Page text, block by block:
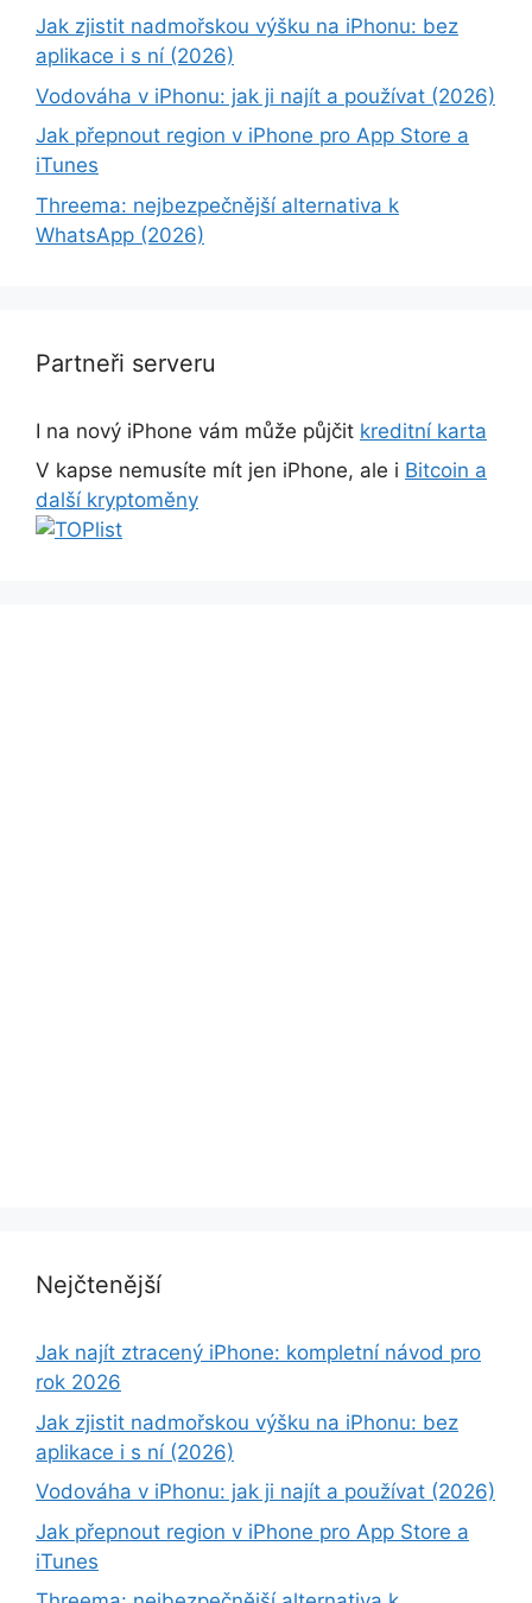
Jak zjistit nadmořskou výšku na iPhonu: bez
aplikace i s ní (2026)
Vodováha v iPhonu: jak ji najít a používat (2026)
Jak přepnout region v iPhone pro App Store a
iTunes
Threema: nejbezpečnější alternativa k
WhatsApp (2026)
Partneři serveru
I na nový iPhone vám může půjčit kreditní karta
V kapse nemusíte mít jen iPhone, ale i Bitcoin a
další kryptoměny
Nejčtenější
Jak najít ztracený iPhone: kompletní návod pro
rok 2026
Jak zjistit nadmořskou výšku na iPhonu: bez
aplikace i s ní (2026)
Vodováha v iPhonu: jak ji najít a používat (2026)
Jak přepnout region v iPhone pro App Store a
iTunes